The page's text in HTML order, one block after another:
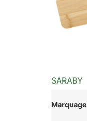
SARABY
Marquage